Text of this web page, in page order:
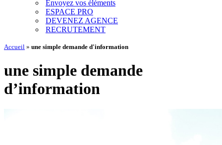
Envoyez vos éléments
ESPACE PRO
DEVENEZ AGENCE
RECRUTEMENT
Accueil » une simple demande d'information
une simple demande
d’information